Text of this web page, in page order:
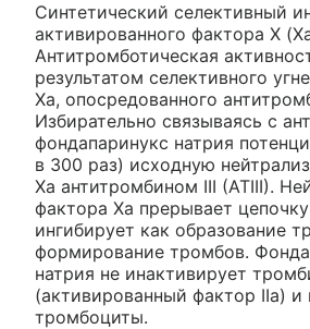
Синтетический селективный
активированного фактора X
Антитромботическая
результатом селективного
Xa, опосредованного
Избирательно связываясь с
фондапаринукс натрия
в 300 раз) исходную
Ха антитромбином III (ATIII).
фактора Ха прерывает
ингибирует как образование
формирование тромбов.
натрия не инактивирует
(активированный фактор IIa) и
тромбоциты.